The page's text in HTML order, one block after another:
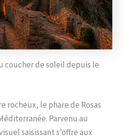
coucher de soleil depuis le
rocheux, le phare de Rosas
Parvenu au
saisissant s’offre aux